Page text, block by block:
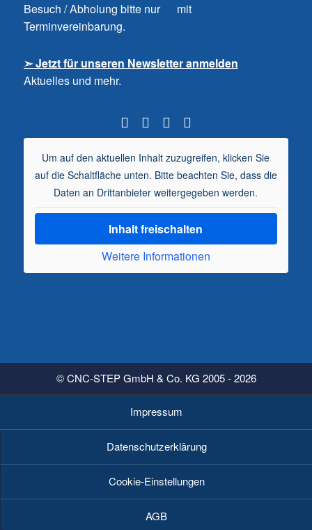
Besuch / Abholung bitte nur mit
Terminvereinbarung.
➣ Jetzt für unseren Newsletter anmelden
Aktuelles und mehr.
Um auf den aktuellen Inhalt zuzugreifen, klicken Sie
auf die Schaltfläche unten. Bitte beachten Sie, dass die
Daten an Drittanbieter weitergegeben werden.
Inhalt freischalten
Weitere Informationen
© CNC-STEP GmbH & Co. KG 2005 - 2026
Impressum
Datenschutzerklärung
Cookie-Einstellungen
AGB